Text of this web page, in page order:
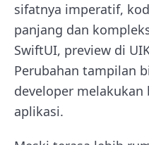
sifatnya imperatif,
panjang dan
SwiftUI, preview di
Perubahan tampilan
developer
aplikasi.